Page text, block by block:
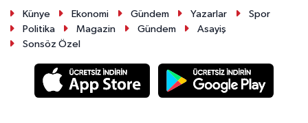
Künye Ekonomi Gündem Yazarlar
Spor
Politika
Magazin Gündem
Asayiş
Sonsöz Özel